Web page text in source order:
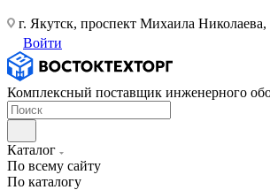
г. Якутск, проспект Михаила Николаева,
Войти
Комплексный поставщик инженерного
Каталог
По всему сайту
По каталогу